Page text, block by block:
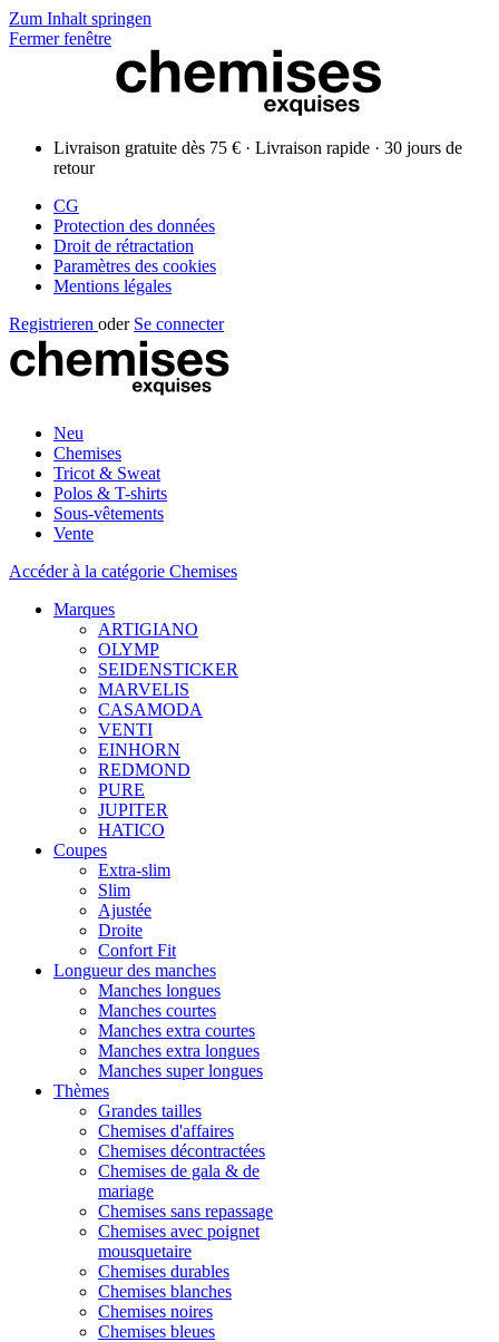
Zum Inhalt springen
Fermer fenêtre
Livraison gratuite dès 75 € · Livraison rapide · 30 jours de
retour
CG
Protection des données
Droit de rétractation
Paramètres des cookies
Mentions légales
Registrieren oder Se connecter
Neu
Chemises
Tricot & Sweat
Polos & T-shirts
Sous-vêtements
Vente
Accéder à la catégorie Chemises
Marques
ARTIGIANO
OLYMP
SEIDENSTICKER
MARVELIS
CASAMODA
VENTI
EINHORN
REDMOND
PURE
JUPITER
HATICO
Coupes
Extra-slim
Slim
Ajustée
Droite
Confort Fit
Longueur des manches
Manches longues
Manches courtes
Manches extra courtes
Manches extra longues
Manches super longues
Thèmes
Grandes tailles
Chemises d'affaires
Chemises décontractées
Chemises de gala & de
mariage
Chemises sans repassage
Chemises avec poignet
mousquetaire
Chemises durables
Chemises blanches
Chemises noires
Chemises bleues